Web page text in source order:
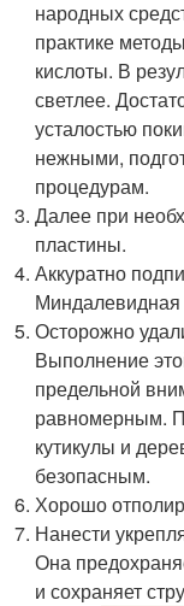
народных
практике
кислоты. В
светлее.
усталостью
нежными,
процедурам.
Далее при
пластины.
Аккуратно
Миндалевидная
Осторожно
Выполнение
предельной
равномерным.
кутикулы и
безопасным.
Хорошо
Нанести
Она
и сохраняет